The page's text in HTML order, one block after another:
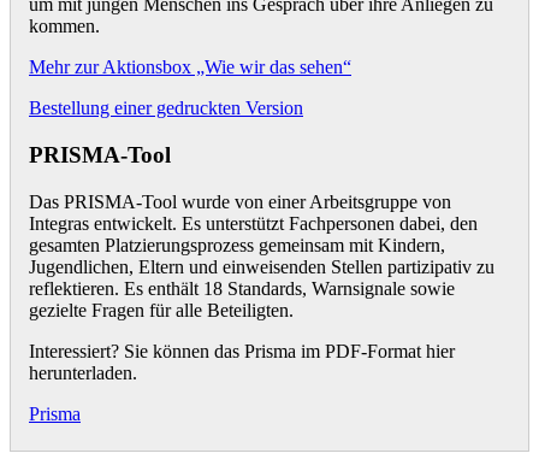
um mit jungen Menschen ins Gespräch über ihre Anliegen zu
kommen.
Mehr zur Aktionsbox „Wie wir das sehen“
Bestellung einer gedruckten Version
PRISMA-Tool
Das PRISMA-Tool wurde von einer Arbeitsgruppe von
Integras entwickelt. Es unterstützt Fachpersonen dabei, den
gesamten Platzierungsprozess gemeinsam mit Kindern,
Jugendlichen, Eltern und einweisenden Stellen partizipativ zu
reflektieren. Es enthält 18 Standards, Warnsignale sowie
gezielte Fragen für alle Beteiligten.
Interessiert? Sie können das Prisma im PDF-Format hier
herunterladen.
Prisma